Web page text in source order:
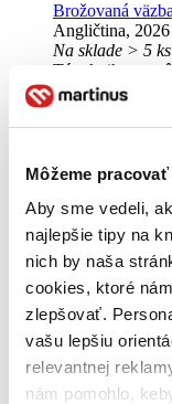
Môžeme
Aby sme vedeli,
najlepšie tipy na
nich by naša
cookies, ktoré
zlepšovať.
vašu lepšiu
relevantnej
nám pomohlo,
Brožovaná väzba
Angličtina, 2026
Na sklade > 5 ks
Táto kniha sa
okamžite! Ak si
pracovný deň.
14,80 €
Vložiť do košíka